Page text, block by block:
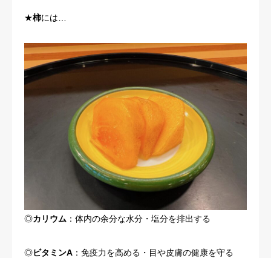
★柿には…
◎カリウム ：体内の余分な水分・塩分を排出する
◎ビタミンA ：免疫力を高める・目や皮膚の健康を守る